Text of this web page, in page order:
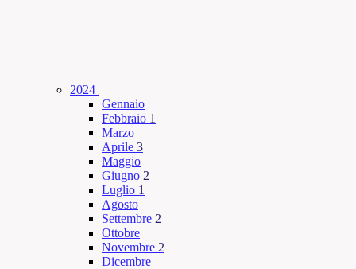
2024
Gennaio
Febbraio 1
Marzo
Aprile 3
Maggio
Giugno 2
Luglio 1
Agosto
Settembre 2
Ottobre
Novembre 2
Dicembre